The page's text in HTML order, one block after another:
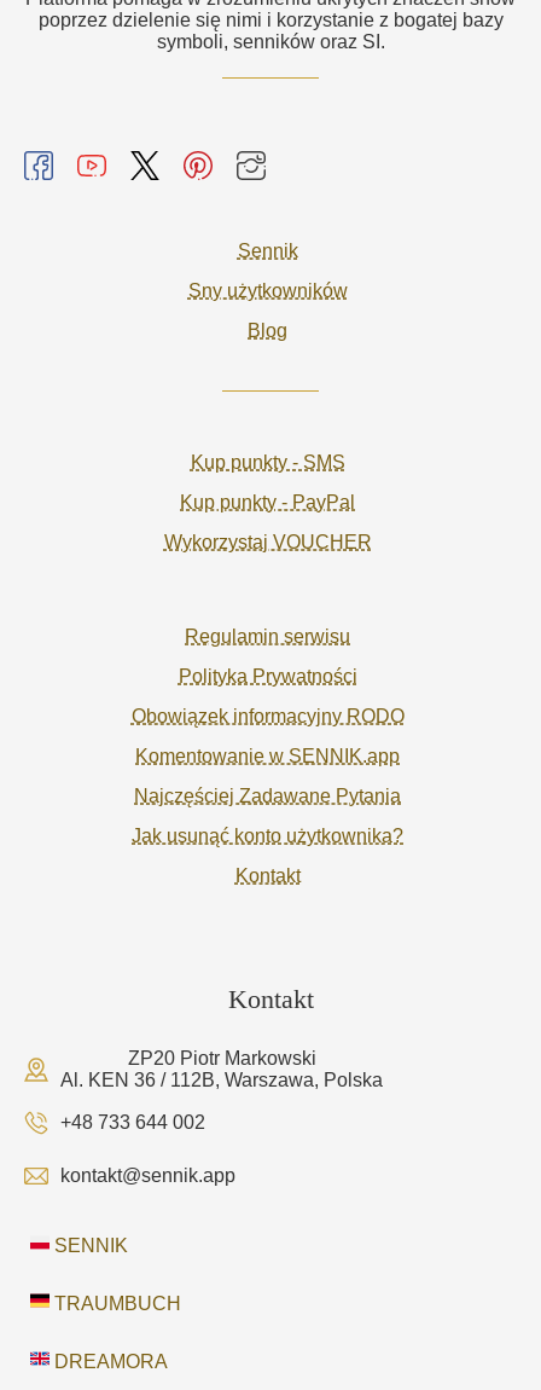
poprzez dzielenie się nimi i korzystanie z bogatej bazy
symboli, senników oraz SI.
Sennik
Sny użytkowników
Blog
Kup punkty - SMS
Kup punkty - PayPal
Wykorzystaj VOUCHER
Regulamin serwisu
Polityka Prywatności
Obowiązek informacyjny RODO
Komentowanie w SENNIK.app
Najczęściej Zadawane Pytania
Jak usunąć konto użytkownika?
Kontakt
Kontakt
ZP20 Piotr Markowski
Al. KEN 36 / 112B, Warszawa, Polska
+48 733 644 002
kontakt@sennik.app
SENNIK
TRAUMBUCH
DREAMORA